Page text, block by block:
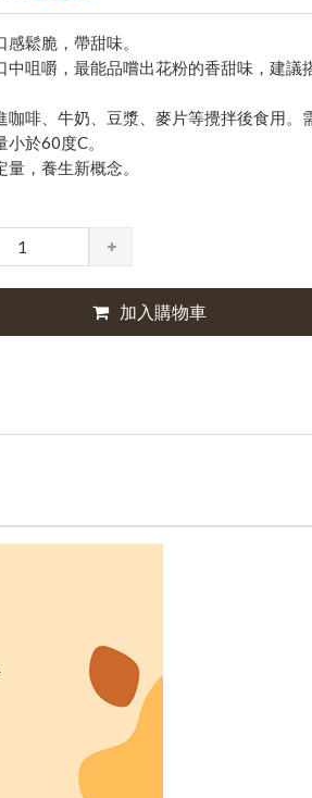
感鬆脆，帶甜味。
中咀嚼，最能品嚐出花粉的香甜味，建議
咖啡、牛奶、豆漿、麥片等攪拌後食用。
於60度C。
量，養生新概念。
加入購物車